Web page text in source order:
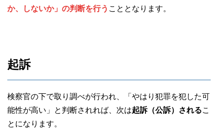
か、しないか」の判断を行う こととなります。
起訴
検察官の下で取り調べが行われ、「やはり犯罪を犯した可
能性が高い」と判断されれば、次は起訴（公訴）されるこ
とになります。